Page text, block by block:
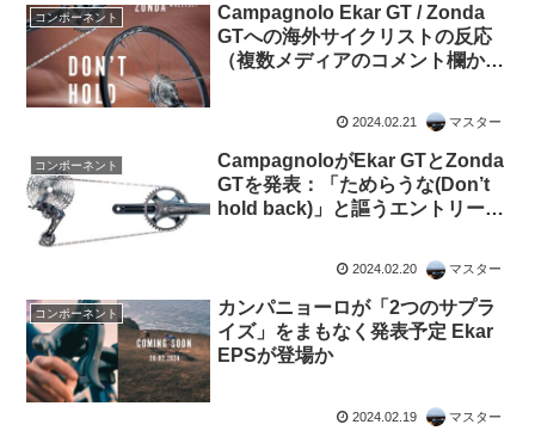
コンポーネント
Campagnolo Ekar GT / Zonda
GTへの海外サイクリストの反応
（複数メディアのコメント欄か
2024.02.21 マスター
コンポーネント
CampagnoloがEkar GTとZonda
GTを発表：「ためらうな(Don’t
hold back)」と謳うエントリー寄
2024.02.20 マスター
コンポーネント
カンパニョーロが「2つのサプラ
イズ」をまもなく発表予定 Ekar
EPSが登場か
2024.02.19 マスター